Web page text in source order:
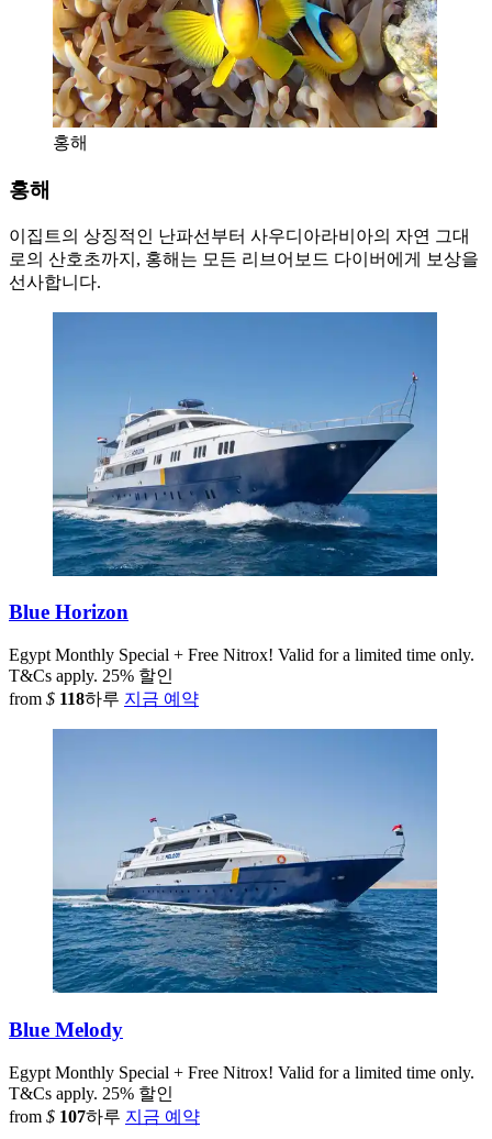
홍해
홍해
이집트의 상징적인 난파선부터 사우디아라비아의 자연 그대
로의 산호초까지, 홍해는 모든 리브어보드 다이버에게 보상을
선사합니다.
Blue Horizon
Egypt Monthly Special + Free Nitrox! Valid for a limited time only.
T&Cs apply. 25% 할인
from $ 118하루 지금 예약
Blue Melody
Egypt Monthly Special + Free Nitrox! Valid for a limited time only.
T&Cs apply. 25% 할인
from $ 107하루 지금 예약